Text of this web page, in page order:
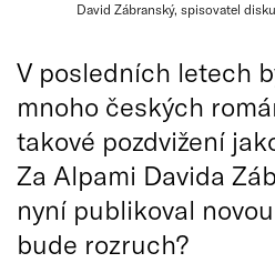
David Zábranský, spisovatel
V posledních letech
mnoho českých
takové pozdvižení
Za Alpami Davida
nyní publikoval
bude rozruch?